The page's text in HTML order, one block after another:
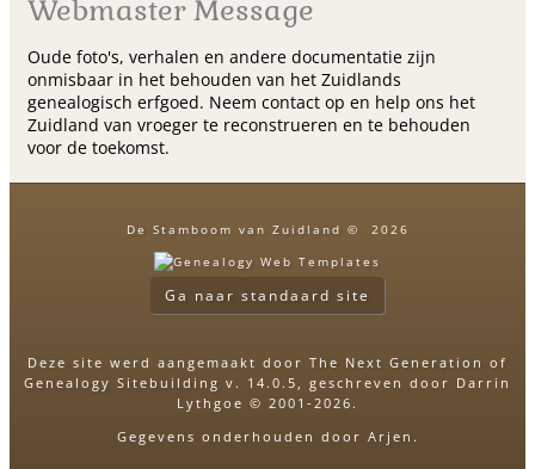
Webmaster Message
Oude foto's, verhalen en andere documentatie zijn
onmisbaar in het behouden van het Zuidlands
genealogisch erfgoed. Neem contact op en help ons het
Zuidland van vroeger te reconstrueren en te behouden
voor de toekomst.
De Stamboom van Zuidland © 2026
Ga naar standaard site
Deze site werd aangemaakt door The Next Generation of
Genealogy Sitebuilding v. 14.0.5, geschreven door Darrin
Lythgoe © 2001-2026.
Gegevens onderhouden door Arjen .